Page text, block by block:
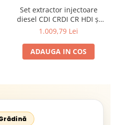
Set extractor injectoare
diesel CDI CRDI CR HDI și
alte injectoare COMMON
1.009,79 Lei
ADAUGA IN COS